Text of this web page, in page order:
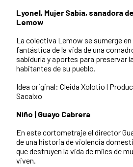
Lyonel, Mujer Sabia, sanadora
Lemow
La colectiva Lemow se sumerge
fantástica de la vida de una
sabiduría y aportes para preservar
habitantes de su pueblo.
Idea original: Cleida Xolotio |
Sacalxo
Niño | Guayo Cabrera
En este cortometraje el director
de una historia de violencia
que destruyen la vida de miles de
viven.